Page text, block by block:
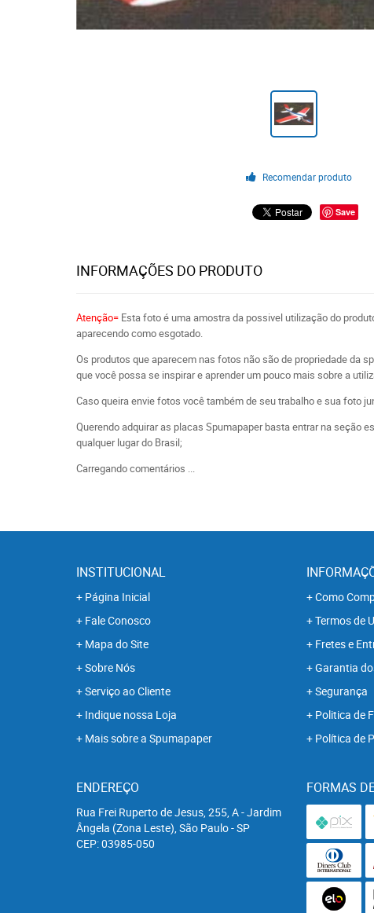
Recomendar produto
Save
INFORMAÇÕES DO PRODUTO
Atenção= Esta foto é uma amostra da possivel utilização do
aparecendo como esgotado.
Os produtos que aparecem nas fotos não são de propriedade da
que você possa se inspirar e aprender um pouco mais sobre a
Caso queira envie fotos você também de seu trabalho e sua foto
Querendo adquirar as placas Spumapaper basta entrar na seção
qualquer lugar do Brasil;
Carregando comentários ...
INSTITUCIONAL
Página Inicial
Fale Conosco
Mapa do Site
Sobre Nós
Serviço ao Cliente
Indique nossa Loja
Mais sobre a Spumapaper
Como
Termos de
Fretes e
Garantia
Segurança
Politica de
Política de
ENDEREÇO
Rua Frei Ruperto de Jesus, 255, A-Jardim
Ângela (Zona Leste), São Paulo-SP
CEP: 03985-050
FORMAS